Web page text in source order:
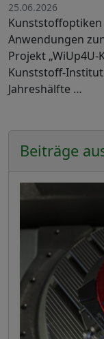
25.06.2026
Anwendungen
Projekt
Kunststoff-
Jahreshälfte …
Beiträge